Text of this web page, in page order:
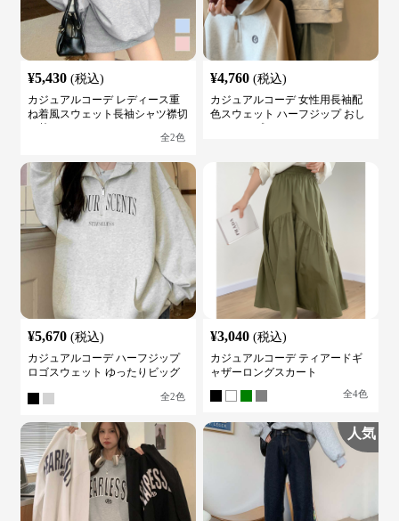
¥5,430 (税込)
カジュアルコーデ レディース重
ね着風スウェット長袖シャツ襟切
全2色
¥4,760 (税込)
カジュアルコーデ 女性用長袖配
色スウェット ハーフジップ おし
¥5,670 (税込)
カジュアルコーデ ハーフジップ
ロゴスウェット ゆったりビッグ
全2色
¥3,040 (税込)
カジュアルコーデ ティアードギ
ャザーロングスカート
全4色
人気